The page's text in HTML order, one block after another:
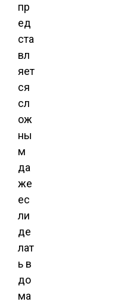
пр
ед
ста
вл
яет
ся
сл
ож
ны
м
да
же
ес
ли
де
лат
ь в
до
ма